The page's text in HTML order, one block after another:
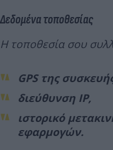
Δεδομένα τοποθεσίας
Η τοποθεσία σου
GPS της
διεύθυνση IP,
ιστορικό
εφαρμογών.